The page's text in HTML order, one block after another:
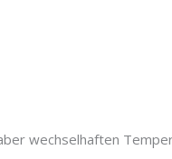
wechselhaften